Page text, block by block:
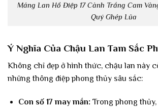
Máng Lan Hồ Điệp 17 Cành Trắng Cam
Quý Ghép Lũa
Ý Nghĩa Của Chậu Lan Tam Sắc
Không chỉ đẹp ở hình thức, chậu lan này
những thông điệp phong thủy sâu sắc:
Con số 17 may mắn: Trong phong